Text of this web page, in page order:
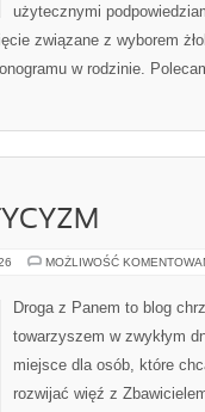
użytecznymi
związane z wyborem
w rodzinie.
MOŻLIWOŚĆ
Droga z Panem to blog
towarzyszem w zwykłym
miejsce dla osób, które
rozwijać więź z